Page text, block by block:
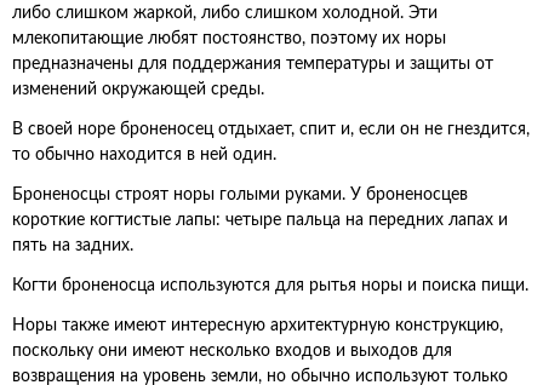
либо слишком жаркой, либо слишком холодной. Эти
млекопитающие любят постоянство, поэтому их норы
предназначены для поддержания температуры и защиты от
изменений окружающей среды.
В своей норе броненосец отдыхает, спит и, если он не гнездится,
то обычно находится в ней один.
Броненосцы строят норы голыми руками. У броненосцев
короткие когтистые лапы: четыре пальца на передних лапах и
пять на задних.
Когти броненосца используются для рытья норы и поиска пищи.
Норы также имеют интересную архитектурную конструкцию,
поскольку они имеют несколько входов и выходов для
возвращения на уровень земли, но обычно используют только